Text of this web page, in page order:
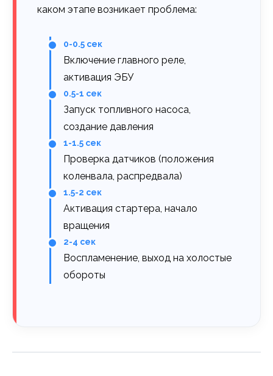
каком этапе возникает проблема:
0-0.5 сек
Включение главного реле,
активация ЭБУ
0.5-1 сек
Запуск топливного насоса,
создание давления
1-1.5 сек
Проверка датчиков (положения
коленвала, распредвала)
1.5-2 сек
Активация стартера, начало
вращения
2-4 сек
Воспламенение, выход на холостые
обороты